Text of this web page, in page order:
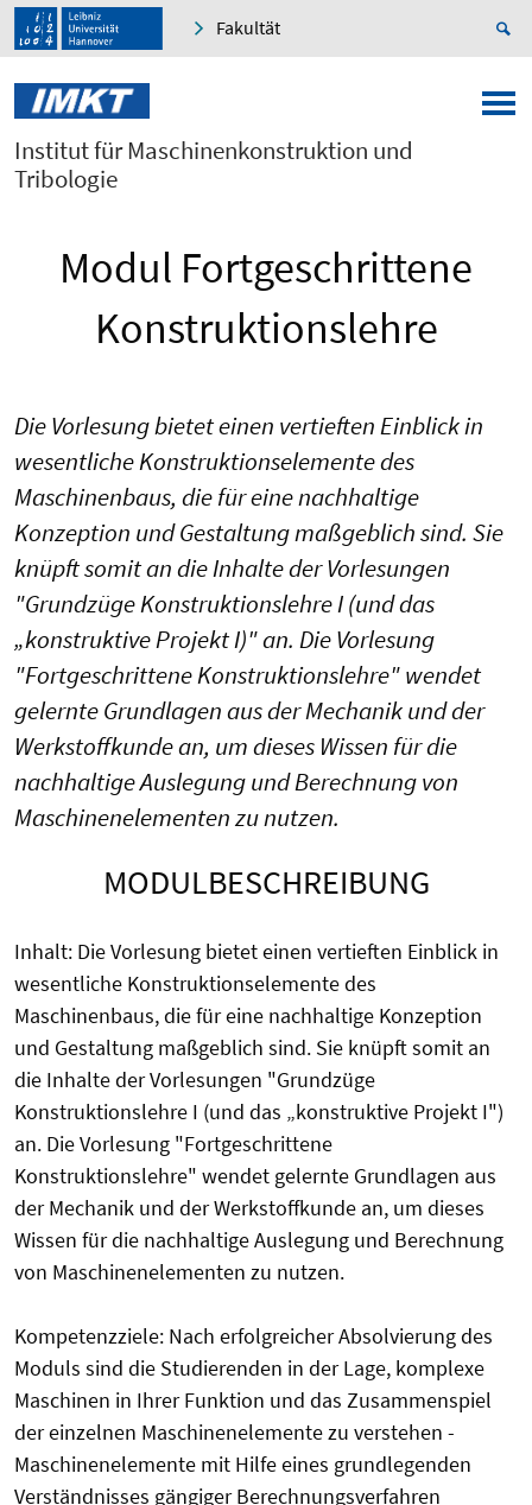
Fakultät
Institut für Maschinenkonstruktion und
Tribologie
Modul Fortgeschrittene
Konstruktionslehre
Die Vorlesung bietet einen vertieften Einblick in
wesentliche Konstruktionselemente des
Maschinenbaus, die für eine nachhaltige
Konzeption und Gestaltung maßgeblich sind. Sie
knüpft somit an die Inhalte der Vorlesungen
"Grundzüge Konstruktionslehre I (und das
„konstruktive Projekt I)" an. Die Vorlesung
"Fortgeschrittene Konstruktionslehre" wendet
gelernte Grundlagen aus der Mechanik und der
Werkstoffkunde an, um dieses Wissen für die
nachhaltige Auslegung und Berechnung von
Maschinenelementen zu nutzen.
MODULBESCHREIBUNG
Inhalt: Die Vorlesung bietet einen vertieften Einblick in
wesentliche Konstruktionselemente des
Maschinenbaus, die für eine nachhaltige Konzeption
und Gestaltung maßgeblich sind. Sie knüpft somit an
die Inhalte der Vorlesungen "Grundzüge
Konstruktionslehre I (und das „konstruktive Projekt I")
an. Die Vorlesung "Fortgeschrittene
Konstruktionslehre" wendet gelernte Grundlagen aus
der Mechanik und der Werkstoffkunde an, um dieses
Wissen für die nachhaltige Auslegung und Berechnung
von Maschinenelementen zu nutzen.
Kompetenzziele: Nach erfolgreicher Absolvierung des
Moduls sind die Studierenden in der Lage, komplexe
Maschinen in Ihrer Funktion und das Zusammenspiel
der einzelnen Maschinenelemente zu verstehen -
Maschinenelemente mit Hilfe eines grundlegenden
Verständnisses gängiger Berechnungsverfahren